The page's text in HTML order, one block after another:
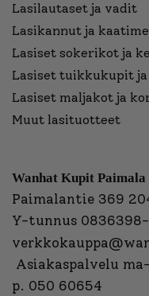
Lasilautaset ja vadit
Lasikannut ja
Lasiset sokerikot ja
Lasiset tuikkukupit
Lasiset maljakot ja
Muut lasituotteet
Wanhat Kupit Paimala
Paimalantie 369
Y-tunnus 0836398-
Asiakaspalvelu
p. 050 60654